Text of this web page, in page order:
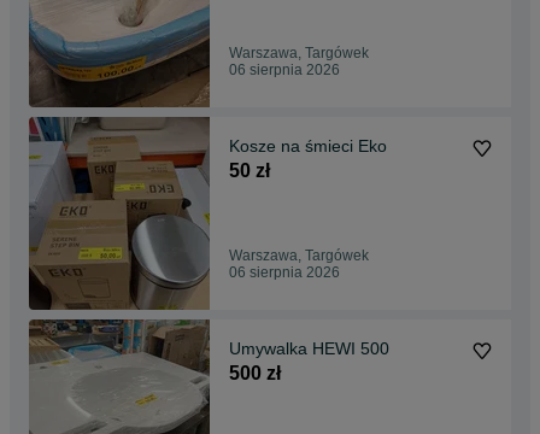
Warszawa, Targówek
06 sierpnia 2026
Kosze na śmieci Eko
50 zł
Warszawa, Targówek
06 sierpnia 2026
Umywalka HEWI 500
500 zł